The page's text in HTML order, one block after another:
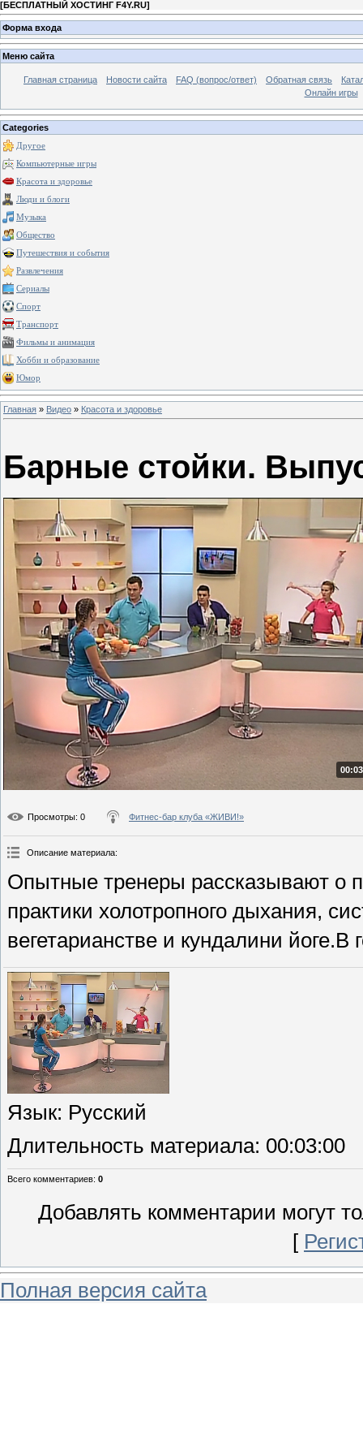
[БЕСПЛАТНЫЙ ХОСТИНГ F4Y.RU]
Форма входа
Меню сайта
Главная страница Новости сайта FAQ (вопрос/ответ) Обратная связь
Онлайн игры
Categories
Другое
Компьютерные игры
Красота и здоровье
Люди и блоги
Музыка
Общество
Путешествия и события
Развлечения
Сериалы
Спорт
Транспорт
Фильмы и анимация
Хобби и образование
Юмор
Главная » Видео » Красота и здоровье
Барные стойки.
Просмотры: 0 Фитнес-бар клуба «ЖИВИ!»
Описание материала:
Опытные тренеры рассказывают о
практики холотропного дыхания,
вегетарианстве и кундалини
Язык: Русский
Длительность материала: 00:03:00
Всего комментариев: 0
Добавлять комментарии могут
[
Полная версия сайта